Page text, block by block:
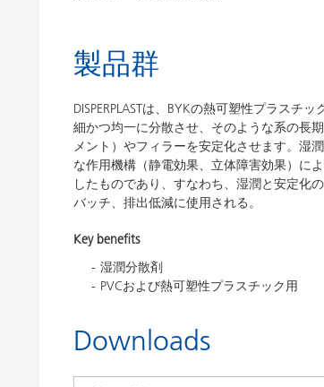
製品群
DISPERPLASTは、BYKの熱可塑性プラスチ
細かつ均一に分散させ、そのような系の長
メント）やフィラーを安定化させます。湿
な作用機構（静電効果、立体障害効果）に
したものであり、すなわち、湿潤と安定化
バッチ、排出低減に使用される。
Key benefits
湿潤分散剤
PVCおよび熱可塑性プラスチック用
Downloads